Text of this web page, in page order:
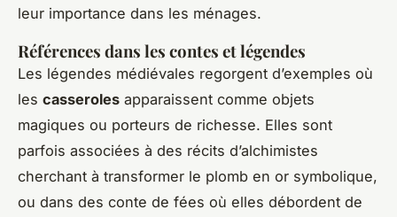
leur importance dans les ménages.
Références dans les contes et légendes
Les légendes médiévales regorgent d’exemples où
les casseroles apparaissent comme objets
magiques ou porteurs de richesse. Elles sont
parfois associées à des récits d’alchimistes
cherchant à transformer le plomb en or symbolique,
ou dans des conte de fées où elles débordent de